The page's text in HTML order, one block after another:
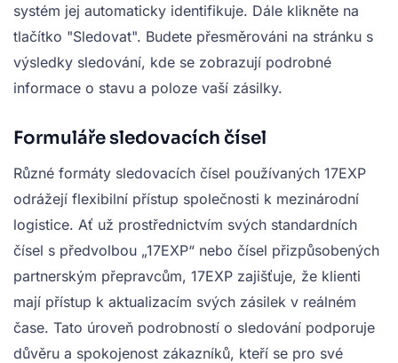
systém jej automaticky identifikuje. Dále klikněte na
tlačítko "Sledovat". Budete přesměrováni na stránku s
výsledky sledování, kde se zobrazují podrobné
informace o stavu a poloze vaší zásilky.
Formuláře sledovacích čísel
Různé formáty sledovacích čísel používaných 17EXP
odrážejí flexibilní přístup společnosti k mezinárodní
logistice. Ať už prostřednictvím svých standardních
čísel s předvolbou „17EXP“ nebo čísel přizpůsobených
partnerským přepravcům, 17EXP zajišťuje, že klienti
mají přístup k aktualizacím svých zásilek v reálném
čase. Tato úroveň podrobností o sledování podporuje
důvěru a spokojenost zákazníků, kteří se pro své